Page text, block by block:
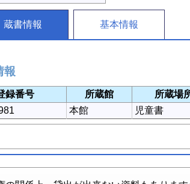
蔵書情報 基本情報
報
録番号 所蔵館 所蔵場
本館 児童書